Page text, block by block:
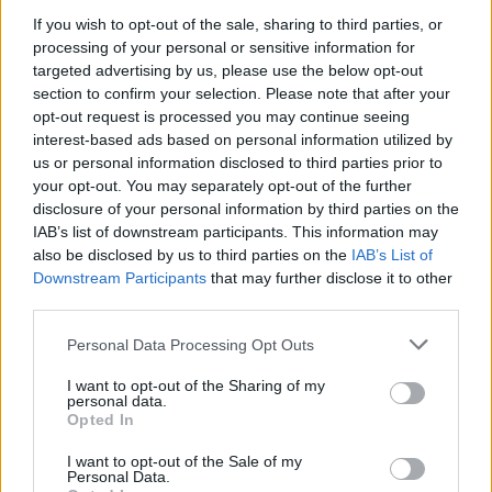
If you wish to opt-out of the sale, sharing to third parties, or
processing of your personal or sensitive information for
targeted advertising by us, please use the below opt-out
section to confirm your selection. Please note that after your
opt-out request is processed you may continue seeing
interest-based ads based on personal information utilized by
us or personal information disclosed to third parties prior to
your opt-out. You may separately opt-out of the further
disclosure of your personal information by third parties on the
IAB’s list of downstream participants. This information may
also be disclosed by us to third parties on the IAB’s List of
Downstream Participants that may further disclose it to other
Personal Data Processing Opt Outs
I want to opt-out of the Sharing of my
personal data.
Opted In
I want to opt-out of the Sale of my
Personal Data.
Η μεταμόρφωση του CISO για τις
ανάγκες του σήμερα
Ο σύγχρονος CISO δεν επιλέγει προϊόντα.
Επιλέγει οικοσυστήματα.
Η Εξέλιξη του CISO σε Επιχειρησιακό
Ηγέτη
“Become a CISO”, they said…
Ο Σύγχρονος CISO: Από Τεχνικός
SMS Spam. Από το e-mail… τώρα και στο
κινητό μας!
Τα μηνύματα SMS πέρα από το να καλύπτουν τις επικοινωνιακές
ανάγκες των χρηστών, χρησιμοποιούνται και επιχειρηματικά για
την προσωποποιημένη προώθηση…
Posted on 01 Νοέ 2014
Cyber Security Weekend. Ένα ταξίδι
“επιβίωσης” σε ένα κόσμο εξελισσόμενων
απειλών
Ένα πάρα πολύ ενδιαφέρον event διοργάνωσε η Kaspersky στη
Βαρσοβία στην οποία ταξιδέψαμε με σκοπό να ενημερωθούμε για
τις νεότερες…
Posted on 01 Νοέ 2014